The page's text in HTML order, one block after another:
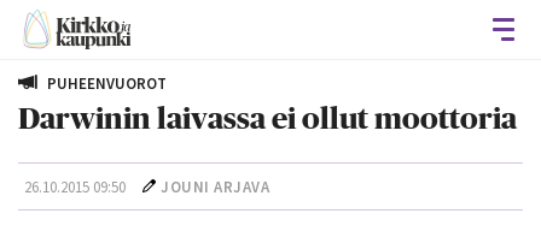
PUHEENVUOROT
Darwinin laivassa ei ollut moottoria
26.10.2015 09:50 JOUNI ARJAVA